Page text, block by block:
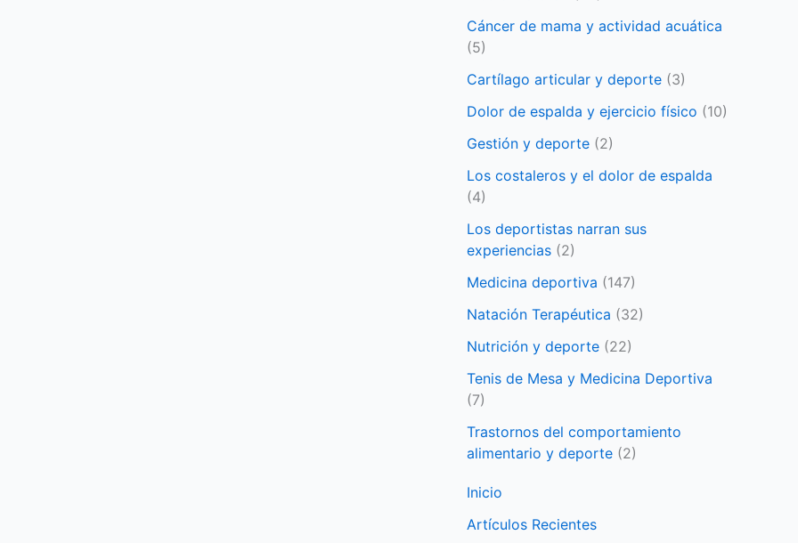
Cáncer de mama y actividad acuática
(5)
Cartílago articular y deporte (3)
Dolor de espalda y ejercicio físico (10)
Gestión y deporte (2)
Los costaleros y el dolor de espalda
(4)
Los deportistas narran sus
experiencias (2)
Medicina deportiva (147)
Natación Terapéutica (32)
Nutrición y deporte (22)
Tenis de Mesa y Medicina Deportiva
(7)
Trastornos del comportamiento
alimentario y deporte (2)
Inicio
Artículos Recientes